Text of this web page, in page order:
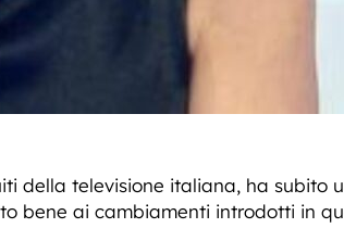
della televisione italiana, ha subito
bene ai cambiamenti introdotti in